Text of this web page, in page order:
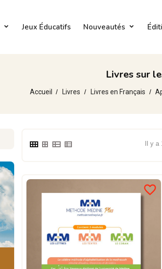
Jeux Éducatifs Nouveautés
Livres sur
Accueil Livres Livres en Français
Il y
favorite_border